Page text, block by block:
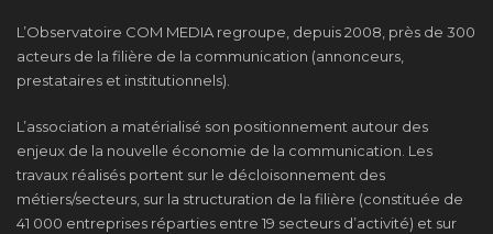
L’Observatoire COM MEDIA regroupe, depuis 2008, près de 300
acteurs de la filière de la communication (annonceurs,
prestataires et institutionnels).
L’association a matérialisé son positionnement autour des
enjeux de la nouvelle économie de la communication. Les
travaux réalisés portent sur le décloisonnement des
métiers/secteurs, sur la structuration de la filière (constituée de
41 000 entreprises réparties entre 19 secteurs d’activité) et sur